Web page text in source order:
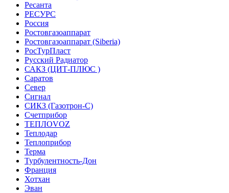
Ресанта
РЕСУРС
Россия
Ростовгазоаппарат
Ростовгазоаппарат (Siberia)
РосТурПласт
Русский Радиатор
САКЗ (ЦИТ-ПЛЮС )
Саратов
Север
Сигнал
СИКЗ (Газотрон-С)
Счетприбор
ТЕПЛОVOZ
Теплодар
Теплоприбор
Терма
Турбулентность-Дон
Франция
Хотхан
Эван